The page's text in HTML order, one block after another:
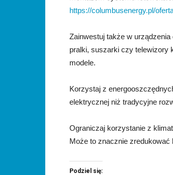
https://columbusenergy.pl/
Zainwestuj także w
pralki, suszarki czy telewizory
modele.
Korzystaj z
elektrycznej niż tradycyjne
Ograniczaj korzystanie z
Może to znacznie
Podziel się: